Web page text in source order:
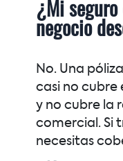
¿Mi seguro
negocio
No. Una
casi no cubre
y no cubre la
comercial. Si
necesitas